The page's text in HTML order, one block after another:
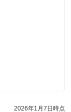
2026年1月7日時点